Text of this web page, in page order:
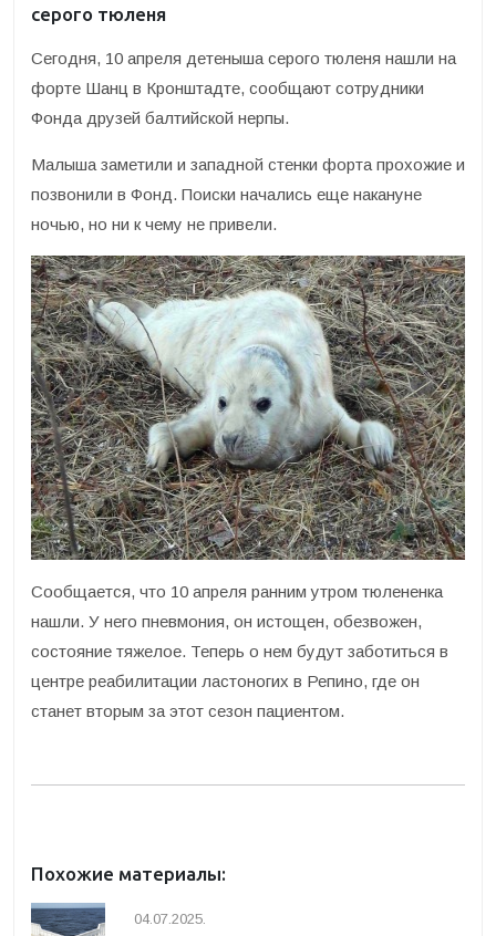
серого тюленя
Сегодня, 10 апреля детеныша серого тюленя нашли на
форте Шанц в Кронштадте, сообщают сотрудники
Фонда друзей балтийской нерпы.
Малыша заметили и западной стенки форта прохожие и
позвонили в Фонд. Поиски начались еще накануне
ночью, но ни к чему не привели.
Сообщается, что 10 апреля ранним утром тюлененка
нашли. У него пневмония, он истощен, обезвожен,
состояние тяжелое. Теперь о нем будут заботиться в
центре реабилитации ластоногих в Репино, где он
станет вторым за этот сезон пациентом.
Похожие материалы:
04.07.2025.